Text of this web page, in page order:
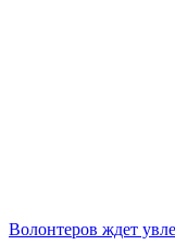
Волонтеров ждет